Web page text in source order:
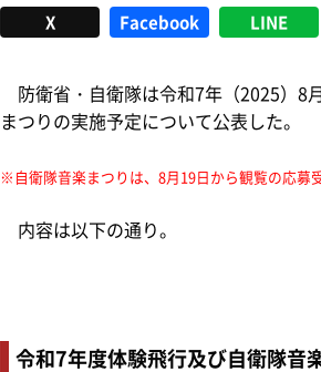
X Facebook LINE
防衛省・自衛隊は令和7年（2025）8
まつりの実施予定について公表した。
※自衛隊音楽まつりは、8月19日から観覧の応募
内容は以下の通り。
令和7年度体験飛行及び自衛隊音